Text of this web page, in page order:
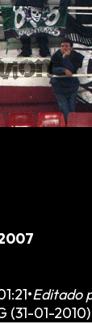
•Editado
(31-01-